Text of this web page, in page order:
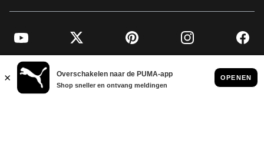
YouTube Twitter Pinterest Instagram
© PUMA EUROPE GMBH, 2026. ALLE RECHTEN VOORBEHOUDEN
BEDRIJFSGEGEVENS EN JURIDISCHE GEGEVENS